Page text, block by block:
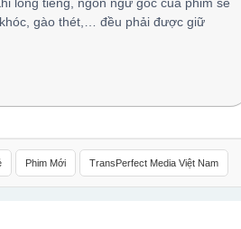
gào thét,… đều phải được giữ
Phim Mới TransPerfect Media Việt Nam